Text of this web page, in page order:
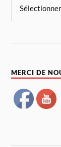
MERCI DE